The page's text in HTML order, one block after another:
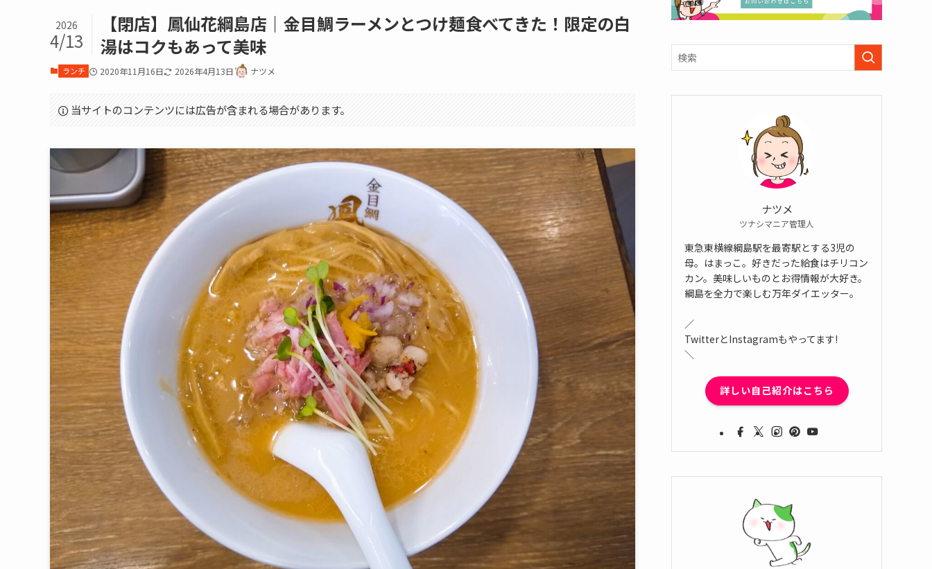
【閉店】鳳仙花綱島店｜金目鯛ラーメンとつけ麺食べてきた！限定の白
湯はコクもあって美味
2026
4/13
ランチ 2020年11月16日 2026年4月13日 ナツメ
当サイトのコンテンツには広告が含まれる場合があります。
ナツメ
ツナシマニア管理人
東急東横線綱島駅を最寄駅とする3児の
母。はまっこ。好きだった給食はチリコン
カン。美味しいものとお得情報が大好き。
綱島を全力で楽しむ万年ダイエッター。
／
TwitterとInstagramもやってます!
＼
詳しい自己紹介はこちら